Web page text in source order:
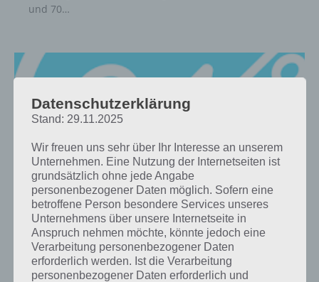
und 70…
LÖSUNGEN
94 PROZENT LEVEL 61 BIS 65
LÖSUNG – 94%
PAUL STELZER-14. JULI 2015
Datenschutzerklärung
Stand: 29.11.2025
Wir freuen uns sehr über Ihr Interesse an unserem
Unternehmen. Eine Nutzung der Internetseiten ist
grundsätzlich ohne jede Angabe
personenbezogener Daten möglich. Sofern eine
betroffene Person besondere Services unseres
Unternehmens über unsere Internetseite in
Anspruch nehmen möchte, könnte jedoch eine
Verarbeitung personenbezogener Daten
erforderlich werden. Ist die Verarbeitung
personenbezogener Daten erforderlich und